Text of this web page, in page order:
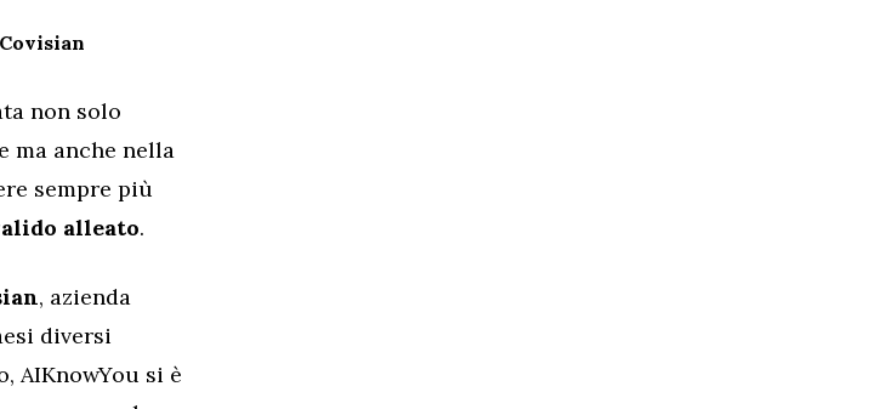
non solo
ma anche nella
sempre più
alleato.
, azienda
diversi
AIKnowYou si è